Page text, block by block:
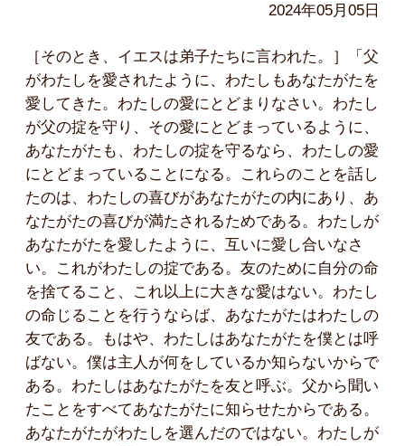
2024年05月05日
［そのとき、イエスは弟子たちに言われた。］「父
がわたしを愛されたように、わたしもあなたがたを
愛してきた。わたしの愛にとどまりなさい。わたし
が父の掟を守り、その愛にとどまっているように、
あなたがたも、わたしの掟を守るなら、わたしの愛
にとどまっていることになる。これらのことを話し
たのは、わたしの喜びがあなたがたの内にあり、あ
なたがたの喜びが満たされるためである。わたしが
あなたがたを愛したように、互いに愛し合いなさ
い。これがわたしの掟である。友のために自分の命
を捨てること、これ以上に大きな愛はない。わたし
の命じることを行うならば、あなたがたはわたしの
友である。もはや、わたしはあなたがたを僕とは呼
ばない。僕は主人が何をしているか知らないからで
ある。わたしはあなたがたを友と呼ぶ。父から聞い
たことをすべてあなたがたに知らせたからである。
あなたがたがわたしを選んだのではない。わたしが